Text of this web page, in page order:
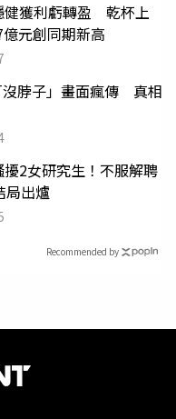
健獲利虧轉盈 乾杯上
元創同期新高
沒脖子」畫面瘋傳 真相
2女研究生！不服解聘
出爐
Recommended by